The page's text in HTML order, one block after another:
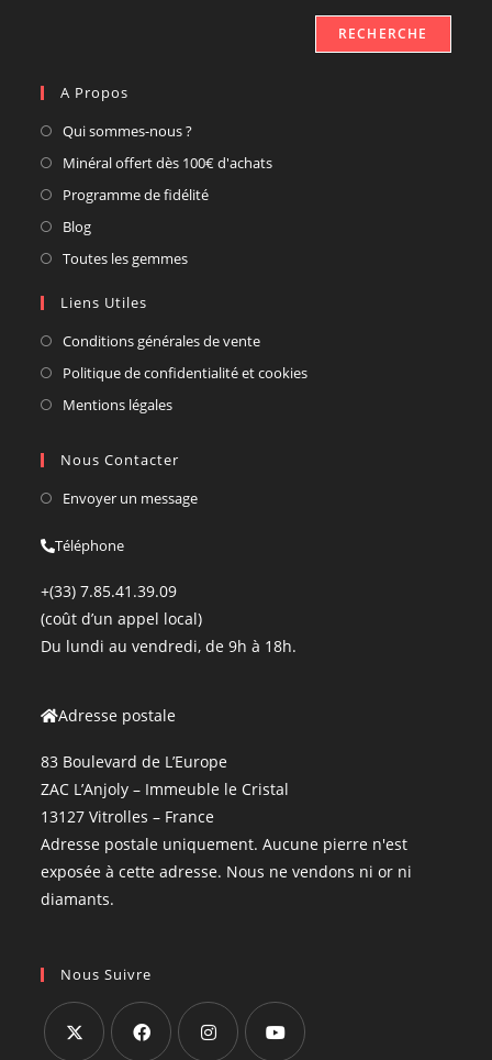
RECHERCHE
A Propos
Qui sommes-nous ?
Minéral offert dès 100€ d'achats
Programme de fidélité
Blog
Toutes les gemmes
Liens Utiles
Conditions générales de vente
Politique de confidentialité et cookies
Mentions légales
Nous Contacter
Envoyer un message
Téléphone
+(33) 7.85.41.39.09
(coût d’un appel local)
Du lundi au vendredi, de 9h à 18h.
Adresse postale
83 Boulevard de L’Europe
ZAC L’Anjoly – Immeuble le Cristal
13127 Vitrolles – France
Adresse postale uniquement. Aucune pierre n'est
exposée à cette adresse. Nous ne vendons ni or ni
diamants.
Nous Suivre